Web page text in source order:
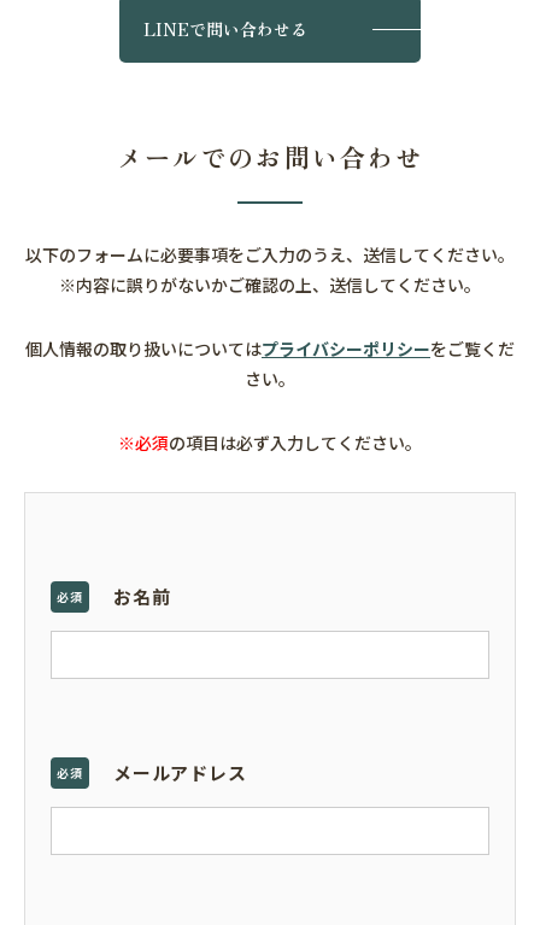
LINEで問い合わせる
メールでのお問い合わせ
以下のフォームに必要事項をご入力のうえ、送信してください。
※内容に誤りがないかご確認の上、送信してください。
個人情報の取り扱いについてはプライバシーポリシーをご覧くだ
さい。
※必須の項目は必ず入力してください。
必須 お名前
必須 メールアドレス